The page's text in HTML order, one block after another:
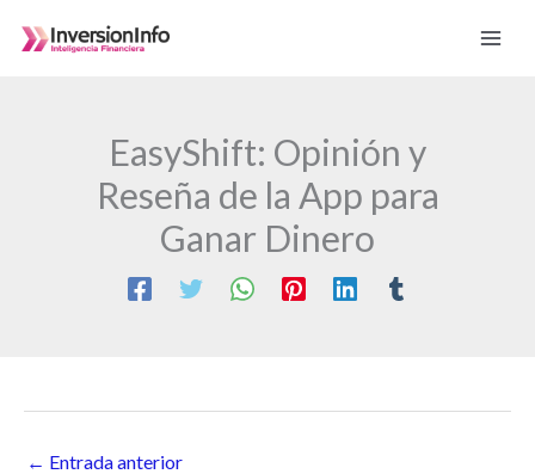
EasyShift: Opinión y
Reseña de la App para
Ganar Dinero
← Entrada anterior